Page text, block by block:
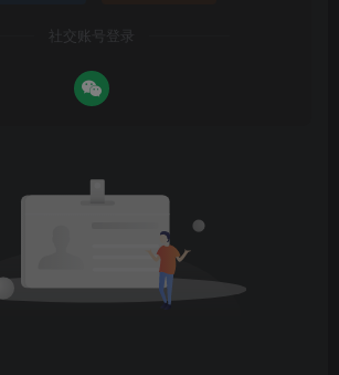
社交账号登录